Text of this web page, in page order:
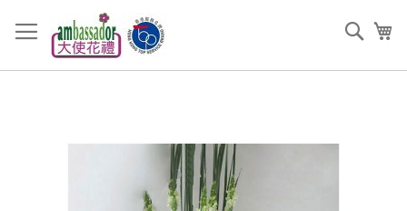
過
到
搜
索